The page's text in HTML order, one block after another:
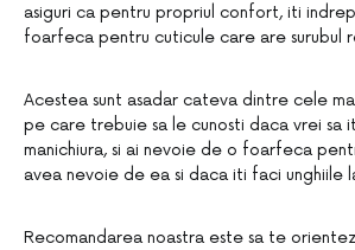
asiguri ca pentru propriul confort, iti
foarfeca pentru cuticule care are surubul
Acestea sunt asadar cateva dintre cele
pe care trebuie sa le cunosti daca vrei sa
manichiura, si ai nevoie de o foarfeca
avea nevoie de ea si daca iti faci unghiile
Recomandarea noastra este sa te